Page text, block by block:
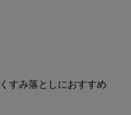
すみ落としにおすすめ